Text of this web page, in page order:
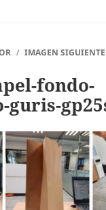
IMAGEN SIGUIENTE
fondo-
guris-